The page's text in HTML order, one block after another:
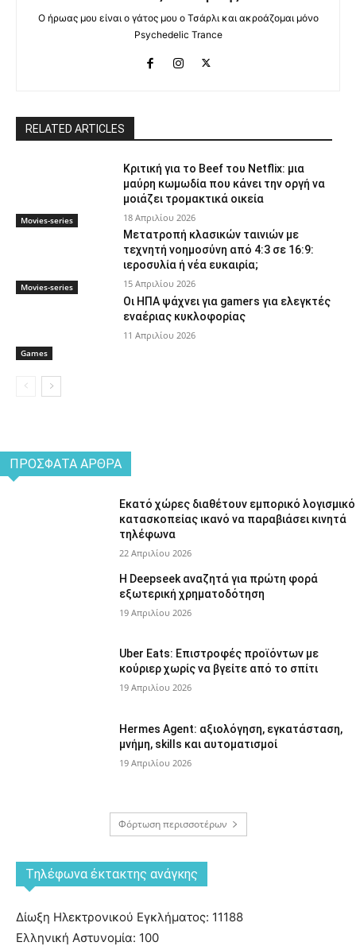
Ο ήρωας μου είναι ο γάτος μου ο Τσάρλι και ακροάζομαι μόνο
Psychedelic Trance
RELATED ARTICLES
Movies-series
Κριτική για το Beef του Netflix: μια
μαύρη κωμωδία που κάνει την οργή να
μοιάζει τρομακτικά οικεία
18 Απριλίου 2026
Movies-series
Μετατροπή κλασικών ταινιών με
τεχνητή νοημοσύνη από 4:3 σε 16:9:
ιεροσυλία ή νέα ευκαιρία;
15 Απριλίου 2026
Games
Οι ΗΠΑ ψάχνει για gamers για ελεγκτές
εναέριας κυκλοφορίας
11 Απριλίου 2026
ΠΡΌΣΦΑΤΑ ΆΡΘΡΑ
Εκατό χώρες διαθέτουν εμπορικό λογισμικό
κατασκοπείας ικανό να παραβιάσει κινητά
τηλέφωνα
22 Απριλίου 2026
Η Deepseek αναζητά για πρώτη φορά
εξωτερική χρηματοδότηση
19 Απριλίου 2026
Uber Eats: Επιστροφές προϊόντων με
κούριερ χωρίς να βγείτε από το σπίτι
19 Απριλίου 2026
Hermes Agent: αξιολόγηση, εγκατάσταση,
μνήμη, skills και αυτοματισμοί
19 Απριλίου 2026
Φόρτωση περισσοτέρων
Tηλέφωνα έκτακτης ανάγκης
Δίωξη Ηλεκτρονικού Εγκλήματος: 11188
Ελληνική Αστυνομία: 100